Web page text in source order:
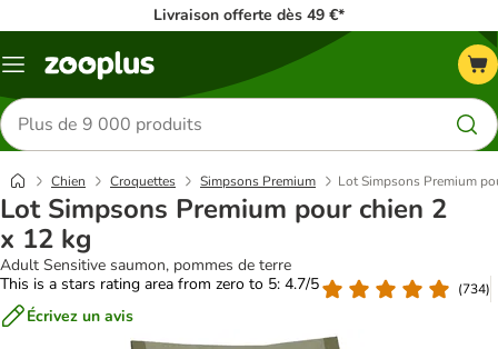
Livraison offerte dès 49 €*
Menu
Rechercher
des
produits
Chien Croquettes Simpsons Premium Lot Simpsons Premium
Lot Simpsons Premium pour chien 2
x 12 kg
Adult Sensitive saumon, pommes de terre
This is a stars rating area from zero to 5: 4.7/5
(734)
Écrivez un avis